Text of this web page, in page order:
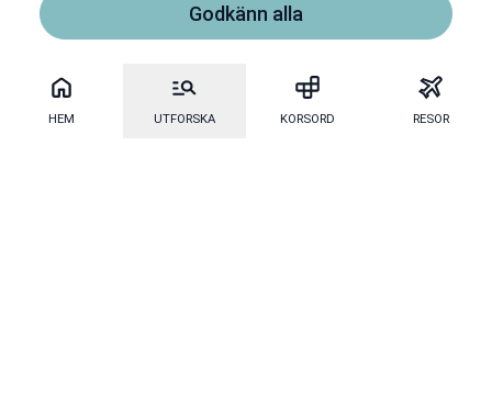
HEM UTFORSKA KORSORD RESOR
Godkänn alla